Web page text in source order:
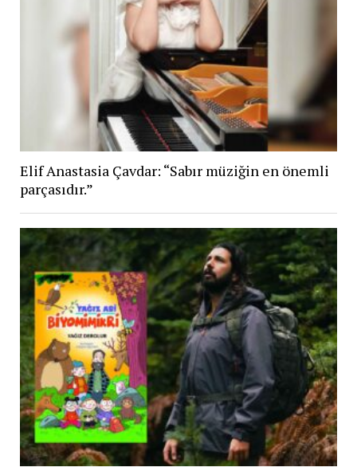
Elif Anastasia Çavdar: “Sabır müziğin en önemli
parçasıdır.”